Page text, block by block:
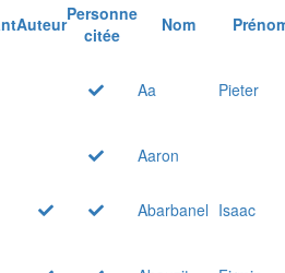
AuteurPersonne
citée
Nom
Aa Pieter
Aaron
Abarbanel Isaac